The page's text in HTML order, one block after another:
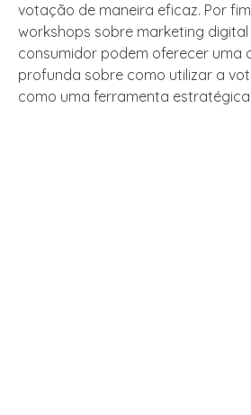
votação de maneira eficaz. Por
workshops sobre marketing
consumidor podem oferecer uma
profunda sobre como utilizar a
como uma ferramenta estratégica.